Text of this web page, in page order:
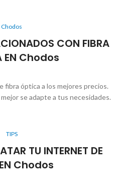
Chodos
CON FIBRA
EN Chodos
fibra óptica a los mejores precios.
se adapte a tus necesidades.
TIPS
TU INTERNET DE
Chodos